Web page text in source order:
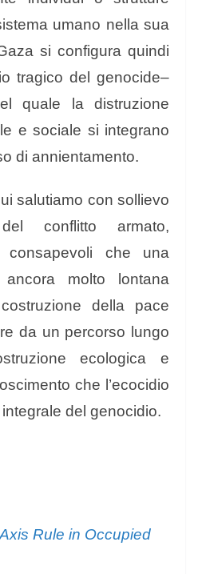
umano nella sua
si configura quindi
tragico del genocide–
quale la distruzione
e sociale si integrano
di annientamento.
salutiamo con sollievo
conflitto armato,
consapevoli che una
molto lontana
della pace
da un percorso lungo
ecologica e
che l’ecocidio
del genocidio.
Axis Rule in Occupied